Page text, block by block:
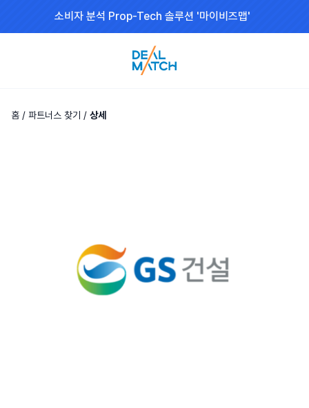
소비자 분석 Prop-Tech 솔루션 '마이비즈맵'
홈 / 파트너스 찾기 / 상세